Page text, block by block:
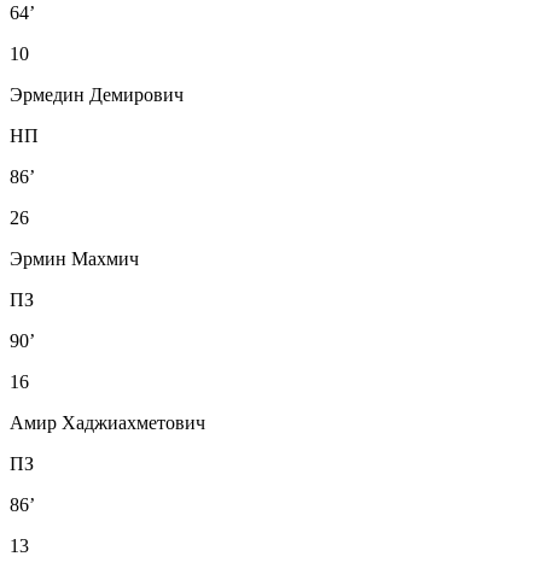
64’
10
Эрмедин Демирович
НП
86’
26
Эрмин Махмич
ПЗ
90’
16
Амир Хаджиахметович
ПЗ
86’
13